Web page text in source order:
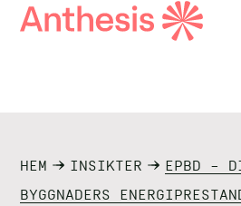
PUBLIKATIONER
Sök
HEM INSIKTER
EPBD –
BYGGNADERS